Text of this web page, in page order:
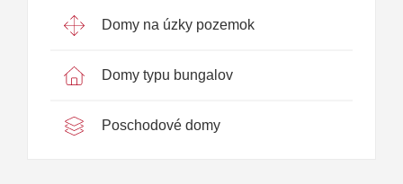
Domy na úzky pozemok
Domy typu bungalov
Poschodové domy